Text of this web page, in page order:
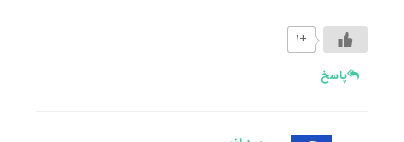
+۱
پاسخ